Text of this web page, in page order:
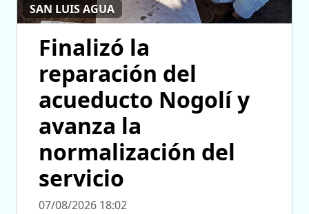
SAN LUIS AGUA
Finalizó la
reparación del
acueducto Nogolí y
avanza la
normalización del
servicio
07/08/2026 18:02